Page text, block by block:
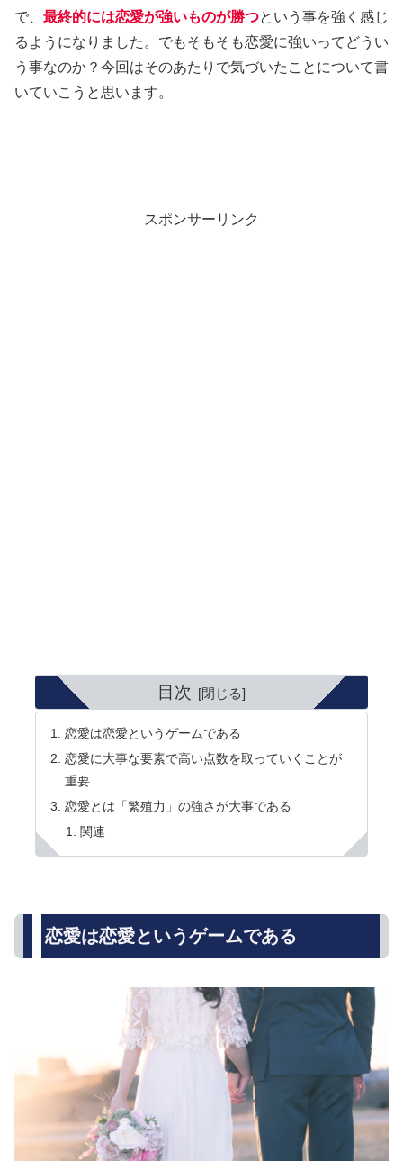
で、 最終的には恋愛が強いものが勝つという事を強く感じ
るようになりました。でもそもそも恋愛に強いってどうい
う事なのか？今回はそのあたりで気づいたことについて書
いていこうと思います。
スポンサーリンク
目次
恋愛は恋愛というゲームである
恋愛に大事な要素で高い点数を取っていくことが
重要
恋愛とは「繁殖力」の強さが大事である
関連
恋愛は恋愛というゲームである